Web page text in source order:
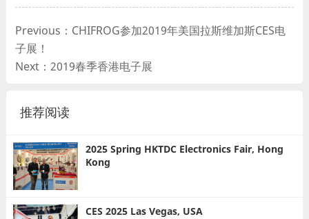
Previous：CHIFROG参加2019年美国拉斯维加斯CES电
子展！
Next：2019春季香港电子展
推荐阅读
2025 Spring HKTDC Electronics Fair, Hong
Kong
CES 2025 Las Vegas, USA